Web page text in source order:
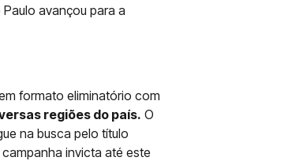
avançou para a
formato eliminatório com
regiões do país. O
na busca pelo título
invicta até este